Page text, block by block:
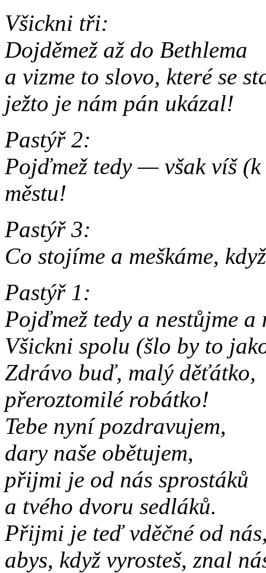
Všickni tři:
Dojděmež až do Bethlema
a vizme to slovo, které se
ježto je nám pán ukázal!
Pastýř 2:
Pojďmež tedy — však víš
městu!
Pastýř 3:
Co stojíme a meškáme,
Pastýř 1:
Pojďmež tedy a nestůjme a
Všickni spolu (šlo by to
Zdrávo buď, malý děťátko,
přeroztomilé robátko!
Tebe nyní pozdravujem,
dary naše obětujem,
přijmi je od nás sprostáků
a tvého dvoru sedláků.
Přijmi je teď vděčné od
abys, když vyrosteš, znal